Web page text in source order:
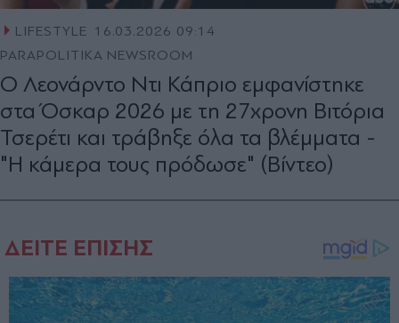
LIFESTYLE 16.03.2026 09:14
PARAPOLITIKA NEWSROOM
Ο Λεονάρντο Ντι Κάπριο εμφανίστηκε
στα Όσκαρ 2026 με τη 27χρονη Βιτόρια
Τσερέτι και τράβηξε όλα τα βλέμματα -
"Η κάμερα τους πρόδωσε" (Βίντεο)